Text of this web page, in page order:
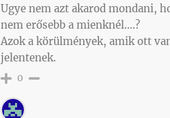
Ugye nem azt akarod mondani,
nem erősebb a mienknél….?
Azok a körülmények, amik ott
jelentenek.
0